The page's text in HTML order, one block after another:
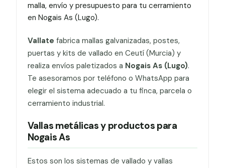
malla, envío y presupuesto para tu cerramiento
en Nogais As (Lugo).
Vallate fabrica mallas galvanizadas, postes,
puertas y kits de vallado en Ceutí (Murcia) y
realiza envíos paletizados a Nogais As (Lugo).
Te asesoramos por teléfono o WhatsApp para
elegir el sistema adecuado a tu finca, parcela o
cerramiento industrial.
Vallas metálicas y productos para
Nogais As
Estos son los sistemas de vallado y vallas